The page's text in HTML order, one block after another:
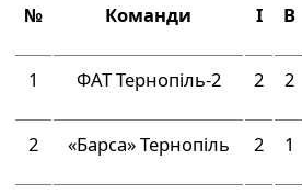
№ Команди І В
1 ФАТ Тернопіль-2 2 2
2 «Барса» Тернопіль 2 1